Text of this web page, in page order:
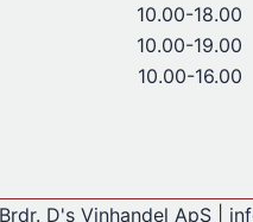
10.00-18.00
10.00-19.00
10.00-16.00
D's Vinhandel ApS |